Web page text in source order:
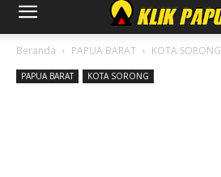
Beranda PAPUA BARAT KOTA SORONG
PAPUA BARAT KOTA SORONG